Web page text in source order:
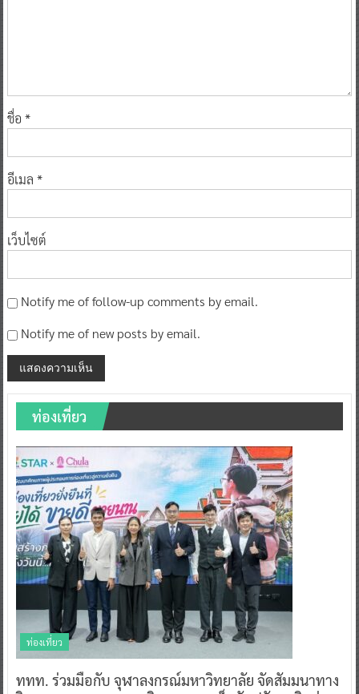
ชื่อ *
อีเมล *
เว็บไซต์
Notify me of follow-up comments by email.
Notify me of new posts by email.
ท่องเที่ยว
ท่องเที่ยว
ททท. ร่วมมือกับ จุฬาลงกรณ์มหาวิทยาลัย จัดสัมมนาทาง